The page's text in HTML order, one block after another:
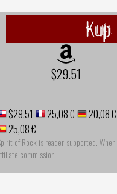
$29.51
$29.51 25,08 € 20,08 €
25,08 €
of Rock is reader-supported.
commission